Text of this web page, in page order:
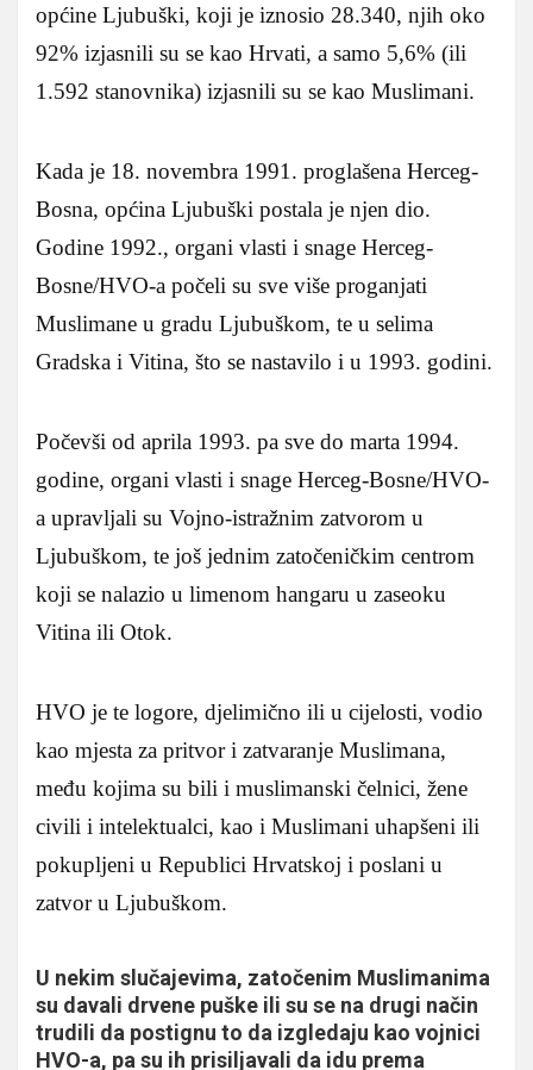
općine Ljubuški, koji je iznosio 28.340, njih oko
92% izjasnili su se kao Hrvati, a samo 5,6% (ili
1.592 stanovnika) izjasnili su se kao Muslimani.
Kada je 18. novembra 1991. proglašena Herceg-
Bosna, općina Ljubuški postala je njen dio.
Godine 1992., organi vlasti i snage Herceg-
Bosne/HVO-a počeli su sve više proganjati
Muslimane u gradu Ljubuškom, te u selima
Gradska i Vitina, što se nastavilo i u 1993. godini.
Počevši od aprila 1993. pa sve do marta 1994.
godine, organi vlasti i snage Herceg-Bosne/HVO-
a upravljali su Vojno-istražnim zatvorom u
Ljubuškom, te još jednim zatočeničkim centrom
koji se nalazio u limenom hangaru u zaseoku
Vitina ili Otok.
HVO je te logore, djelimično ili u cijelosti, vodio
kao mjesta za pritvor i zatvaranje Muslimana,
među kojima su bili i muslimanski čelnici, žene
civili i intelektualci, kao i Muslimani uhapšeni ili
pokupljeni u Republici Hrvatskoj i poslani u
zatvor u Ljubuškom.
U nekim slučajevima, zatočenim Muslimanima
su davali drvene puške ili su se na drugi način
trudili da postignu to da izgledaju kao vojnici
HVO-a, pa su ih prisiljavali da idu prema